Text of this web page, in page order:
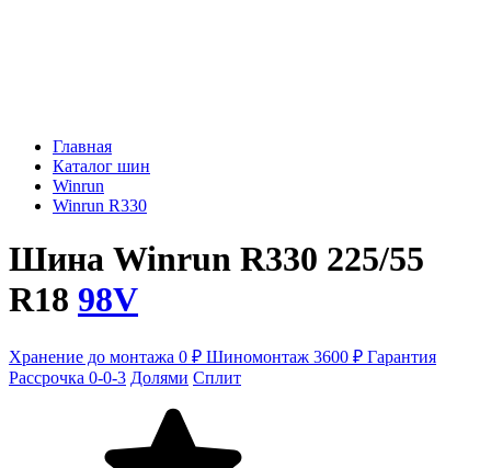
Главная
Каталог шин
Winrun
Winrun R330
Шина Winrun R330 225/55
R18 98V
Хранение до монтажа 0 ₽ Шиномонтаж 3600 ₽ Гарантия
Рассрочка 0-0-3 Долями Сплит